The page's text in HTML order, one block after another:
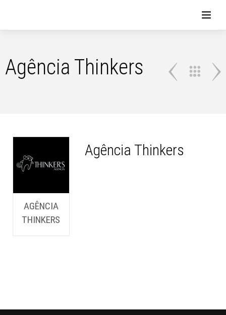
Agência Thinkers
AGÊNCIA
THINKERS
Agência Thinkers